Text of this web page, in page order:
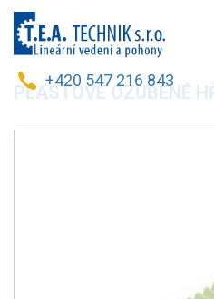
+420 547 216 843
PLASTOVÉ OZUBENÉ